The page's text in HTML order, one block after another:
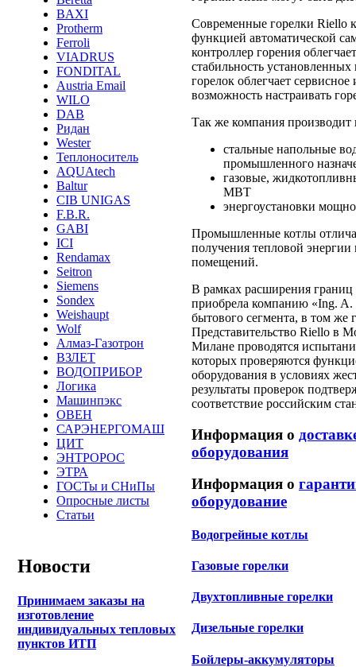
BAXI
Protherm
Ferroli
VIADRUS
FONDITAL
Austria Email
WILO
DAB
Ридан
Wester
Теплоноситель
AQUAtech
Baltur
CIB UNIGAS
F.B.R.
GABI
ICI
Rendamax
Seitron
Siemens
Sondex
Weishaupt
Wolf
Алмаз-Газотрон
ВЗЛЕТ
ВОДОПРИБОР
Логика
Машинпэкс
ОВЕН
САРЭНЕРГОМАШ
ЦИТ
ЭНТРОРОС
ЭТРА
ГОСТы и СНиПы
Опросные листы
Статьи
Новости
Принимаем заказы на
изготовление
индивидуальных тепловых
пунктов ИТП
Современные горелки Riello
функцией автоматической
контроллер горения
стабильность
горелок облегчает
возможность настраивать
Так же компания
стальные напольные
промышленного
газовые,
МВТ
энергоустановки
Промышленные котлы
получения тепловой
помещений.
В рамках расширения границ
приобрела компанию «Ing. A.
бытового сегмента, в том же
Представительство Riello в
Милане проводятся
которых проверяются
оборудования в условиях
результаты проверок
соответствие российским
Информация о
оборудования
Информация о
оборудование
Водогрейные котлы
Газовые горелки
Двухтопливные горелки
Дизельные горелки
Бойлеры-аккумуляторы